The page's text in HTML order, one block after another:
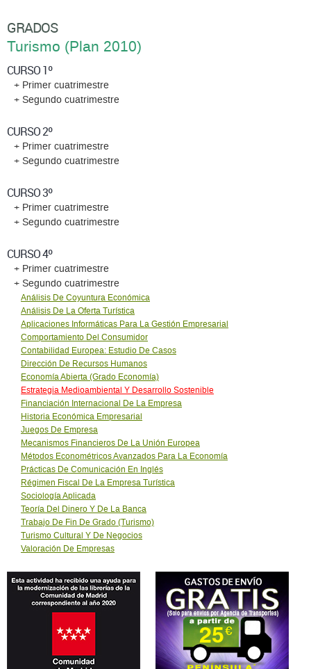
GRADOS
Turismo (Plan 2010)
CURSO 1º
+ Primer cuatrimestre
+ Segundo cuatrimestre
CURSO 2º
+ Primer cuatrimestre
+ Segundo cuatrimestre
CURSO 3º
+ Primer cuatrimestre
+ Segundo cuatrimestre
CURSO 4º
+ Primer cuatrimestre
+ Segundo cuatrimestre
Análisis De Coyuntura Económica
Análisis De La Oferta Turística
Aplicaciones Informáticas Para La Gestión Empresarial
Comportamiento Del Consumidor
Contabilidad Europea: Estudio De Casos
Dirección De Recursos Humanos
Economía Abierta (Grado Economía)
Estrategia Medioambiental Y Desarrollo Sostenible
Financiación Internacional De La Empresa
Historia Económica Empresarial
Juegos De Empresa
Mecanismos Financieros De La Unión Europea
Métodos Econométricos Avanzados Para La Economía
Prácticas De Comunicación En Inglés
Régimen Fiscal De La Empresa Turística
Sociología Aplicada
Teoría Del Dinero Y De La Banca
Trabajo De Fin De Grado (Turismo)
Turismo Cultural Y De Negocios
Valoración De Empresas